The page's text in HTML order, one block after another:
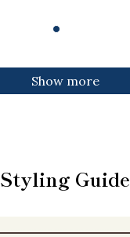
Show more
Styling Guide